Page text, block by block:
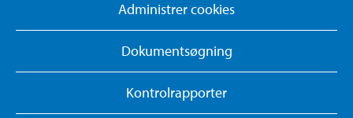
Administrer cookies
Dokumentsøgning
Kontrolrapporter